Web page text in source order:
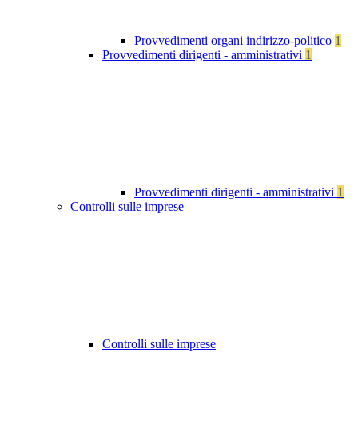
Provvedimenti organi indirizzo-politico 1
Provvedimenti dirigenti - amministrativi 1
Provvedimenti dirigenti - amministrativi 1
Controlli sulle imprese
Controlli sulle imprese